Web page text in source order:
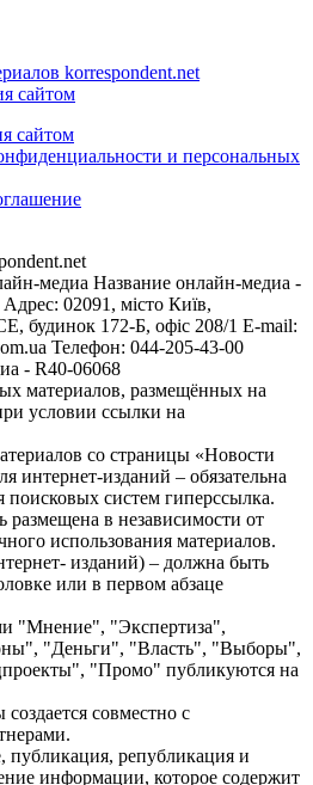
korrespondent.net
сайтом
сайтом
и персональных
медиа Название онлайн-медиа -
02091, місто Київ,
172-Б, офіс 208/1 E-mail:
Телефон: 044-205-43-00
- R40-06068
материалов, размещённых на
условии ссылки на
со страницы «Новости
интернет-изданий – обязательна
поисковых систем гиперссылка.
в независимости от
использования материалов.
изданий) – должна быть
или в первом абзаце
"Мнение", "Экспертиза",
"Деньги", "Власть", "Выборы",
"Промо" публикуются на
совместно с
публикация, републикация и
информации, которое содержит